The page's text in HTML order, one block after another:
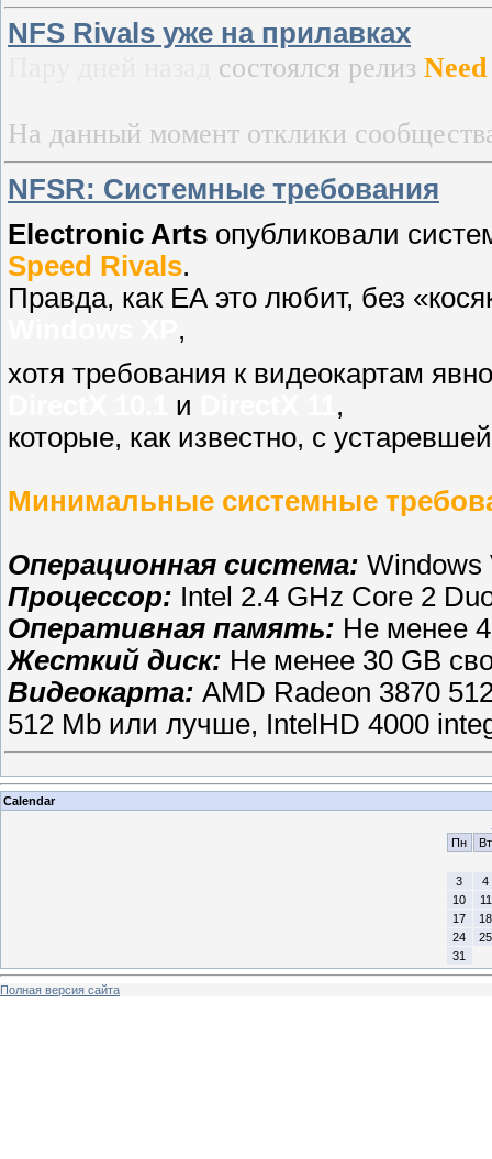
NFS Rivals уже на прилавках
состоялся релиз
На данный момент отклики
NFSR: Системные требования
Electronic Arts опубликовали
Speed Rivals.
Правда, как ЕА это любит, без
,
хотя требования к видеокартам
и
,
которые, как известно, с
Минимальные системные
Операционная система: Windows
Процессор: Intel 2.4 GHz Core 2
Оперативная память: Не менее
Жесткий диск: Не менее 30 GB
Видеокарта: AMD Radeon 3870
512 Mb или лучше, IntelHD 4000
Calendar
Пн
Вт
3
4
10
11
17
18
24
25
31
Полная версия сайта